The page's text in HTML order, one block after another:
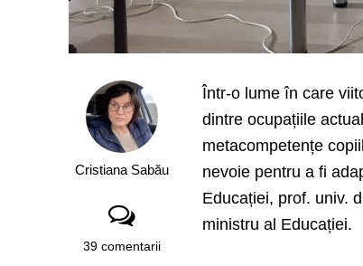
Cristiana Sabău
39 comentarii
Într-o lume în care
dintre ocupațiile
metacompetențe
nevoie pentru a fi
Educației, prof. univ.
ministru al Educației.